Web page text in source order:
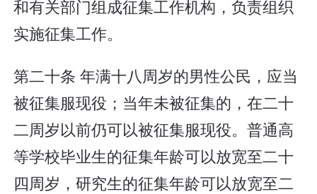
和有关部门组成征集工作机构，负责组织
实施征集工作。
第二十条 年满十八周岁的男性公民，应当
被征集服现役；当年未被征集的，在二十
二周岁以前仍可以被征集服现役。普通高
等学校毕业生的征集年龄可以放宽至二十
四周岁，研究生的征集年龄可以放宽至二